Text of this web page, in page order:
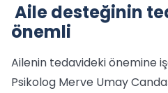
Aile desteğinin
önemli
Ailenin tedavideki önemine
Psikolog Merve Umay